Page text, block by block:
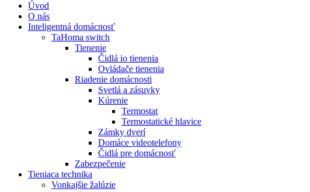
Úvod
O nás
Inteligentná domácnosť
TaHoma switch
Tienenie
Čidlá io tienenia
Ovládače tienenia
Riadenie domácnosti
Svetlá a zásuvky
Kúrenie
Termostat
Termostatické hlavice
Zámky dverí
Domáce videotelefony
Čidlá pre domácnosť
Zabezpečenie
Tieniaca technika
Vonkajšie žalúzie